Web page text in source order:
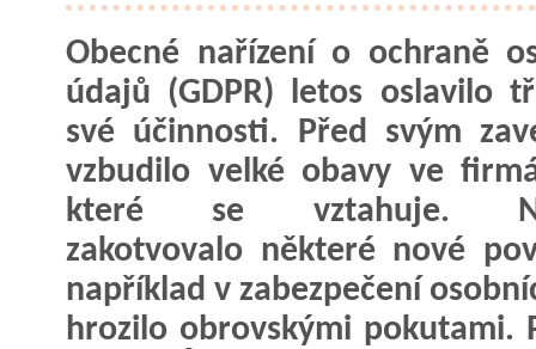
Obecné nařízení o ochraně
údajů (GDPR) letos oslavilo
své účinnosti. Před svým
vzbudilo velké obavy ve
které se vztahuje.
zakotvovalo některé nové
například v zabezpečení
hrozilo obrovskými